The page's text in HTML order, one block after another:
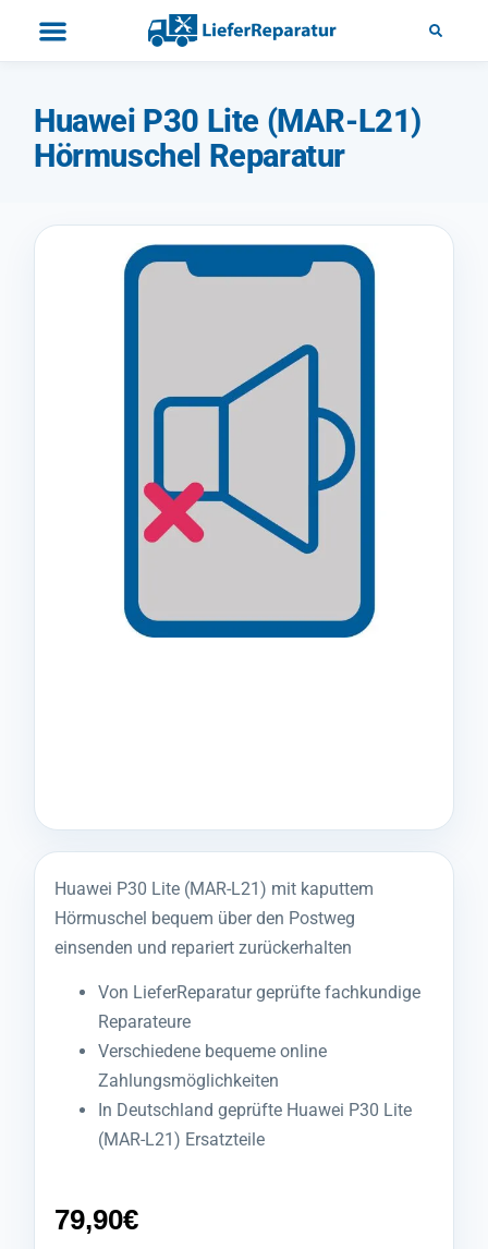
Huawei P30 Lite (MAR-L21)
Hörmuschel Reparatur
Huawei P30 Lite (MAR-L21) mit kaputtem
Hörmuschel bequem über den Postweg
einsenden und repariert zurückerhalten
Von LieferReparatur geprüfte fachkundige
Reparateure
Verschiedene bequeme online
Zahlungsmöglichkeiten
In Deutschland geprüfte Huawei P30 Lite
(MAR-L21) Ersatzteile
79,90€